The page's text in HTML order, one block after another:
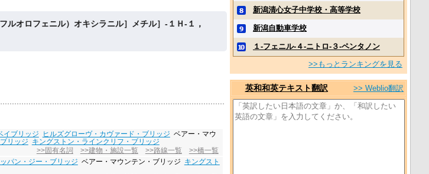
ルオロフェニル）オキシラニル］メチル］‐１Ｈ‐１，
イブリッジ ヒルズグローヴ・カヴァード・ブリッジ ベアー・マウ
リッジ
キングストン・ラインクリフ・ブリッジ
>>固有名詞
>>建物・施設一覧 >>路線一覧
>>橋一覧
パン・ジー・ブリッジ ベアー・マウンテン・ブリッジ キングスト
新潟清心女子中学校・高等学校
新潟自動車学校
１‐フェニル‐４‐ニトロ‐３‐ペンタノン
>>もっとランキングを見る
英和和英テキスト翻訳 >> Weblio翻訳